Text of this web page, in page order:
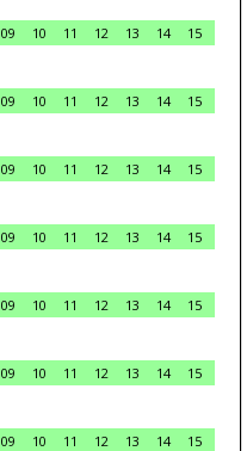
09 10 11 12 13 14
15
09 10 11 12 13 14
15
09 10 11 12 13 14
15
09 10 11 12 13 14
15
09 10 11 12 13 14
15
09 10 11 12 13 14
15
09 10 11 12 13 14
15